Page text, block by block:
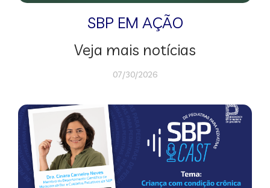
SBP EM AÇÃO
Veja mais notícias
07/30/2026